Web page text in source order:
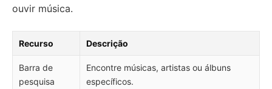
ouvir música.
Recurso Descrição
Barra de
pesquisa
Encontre músicas, artistas ou álbuns
específicos.